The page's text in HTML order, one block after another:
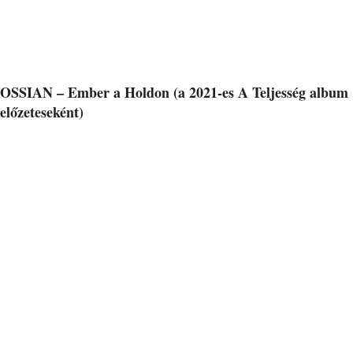
OSSIAN – Ember a Holdon (a 2021-es A Teljesség album
előzeteseként)